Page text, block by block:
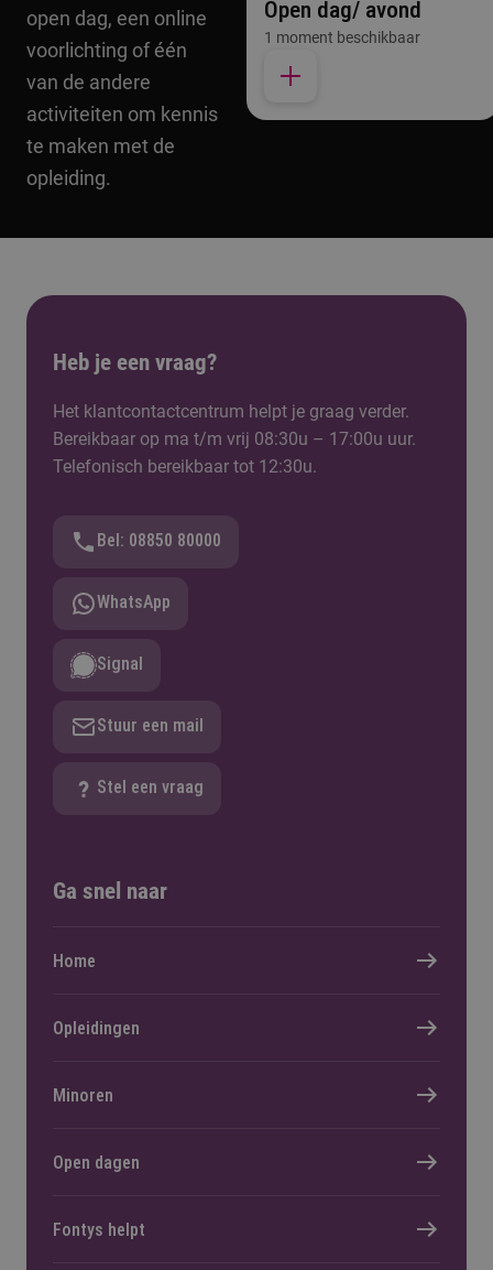
open dag, een online
voorlichting of één
van de andere
activiteiten om kennis
te maken met de
opleiding.
Open dag/ avond
1 moment beschikbaar
Heb je een vraag?
Het klantcontactcentrum helpt je graag verder.
Bereikbaar op ma t/m vrij 08:30u – 17:00u uur.
Telefonisch bereikbaar tot 12:30u.
Bel: 08850 80000
WhatsApp
Signal
Stuur een mail
Stel een vraag
Ga snel naar
Home
Opleidingen
Minoren
Open dagen
Fontys helpt